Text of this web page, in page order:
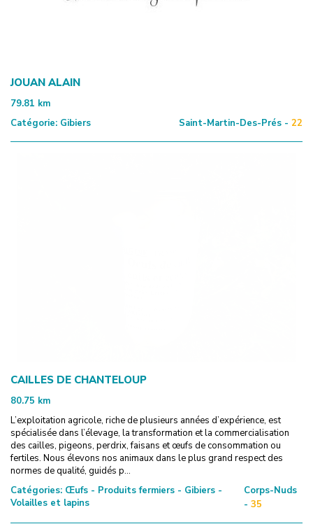
JOUAN ALAIN
79.81 km
Catégorie: Gibiers Saint-Martin-Des-Prés - 22
CAILLES DE CHANTELOUP
80.75 km
L’exploitation agricole, riche de plusieurs années d’expérience, est
spécialisée dans l’élevage, la transformation et la commercialisation
des cailles, pigeons, perdrix, faisans et œufs de consommation ou
fertiles. Nous élevons nos animaux dans le plus grand respect des
normes de qualité, guidés p...
Catégories: Œufs - Produits fermiers - Gibiers -
Volailles et lapins
Corps-Nuds
- 35